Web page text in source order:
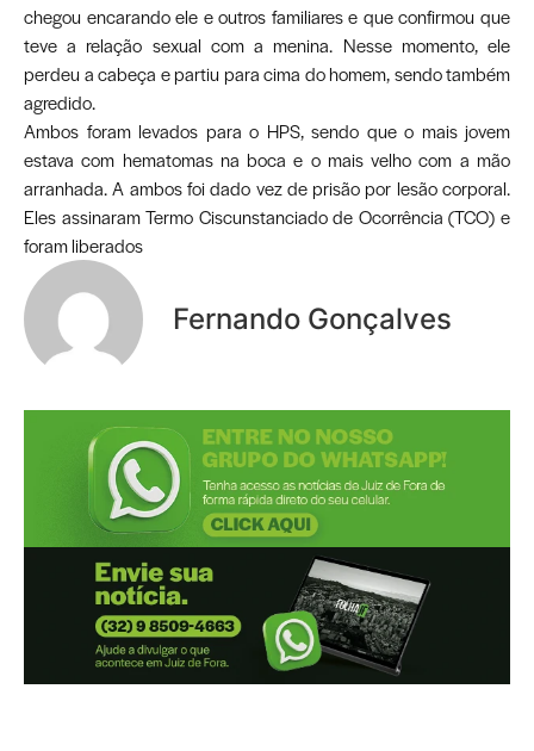
chegou encarando ele e outros familiares e que confirmou que
teve a relação sexual com a menina. Nesse momento, ele
perdeu a cabeça e partiu para cima do homem, sendo também
agredido.
Ambos foram levados para o HPS, sendo que o mais jovem
estava com hematomas na boca e o mais velho com a mão
arranhada. A ambos foi dado vez de prisão por lesão corporal.
Eles assinaram Termo Ciscunstanciado de Ocorrência (TCO) e
foram liberados
Fernando Gonçalves